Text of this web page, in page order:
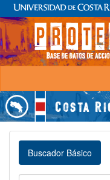
Buscador Básico